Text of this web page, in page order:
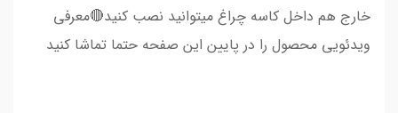
خارج هم داخل کاسه چراغ میتوانید نصب کنید🔴معرفی
ویدئویی محصول را در پایین این صفحه حتما تماشا کنید